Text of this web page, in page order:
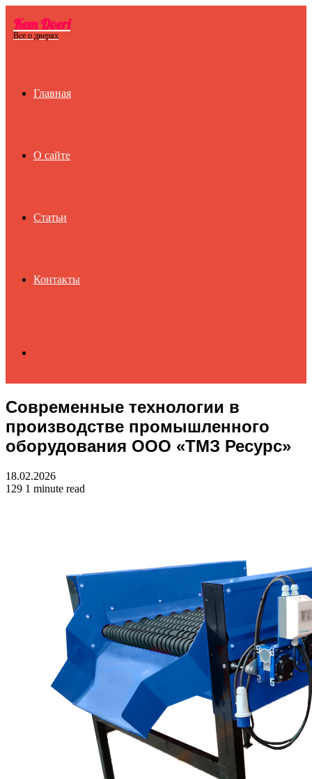
Menu
Kem Dveri
Все о дверях
Главная
О сайте
Статьи
Контакты
for
Современные технологии в
производстве промышленного
оборудования ООО «ТМЗ Ресурс»
18.02.2026
129 1 minute read